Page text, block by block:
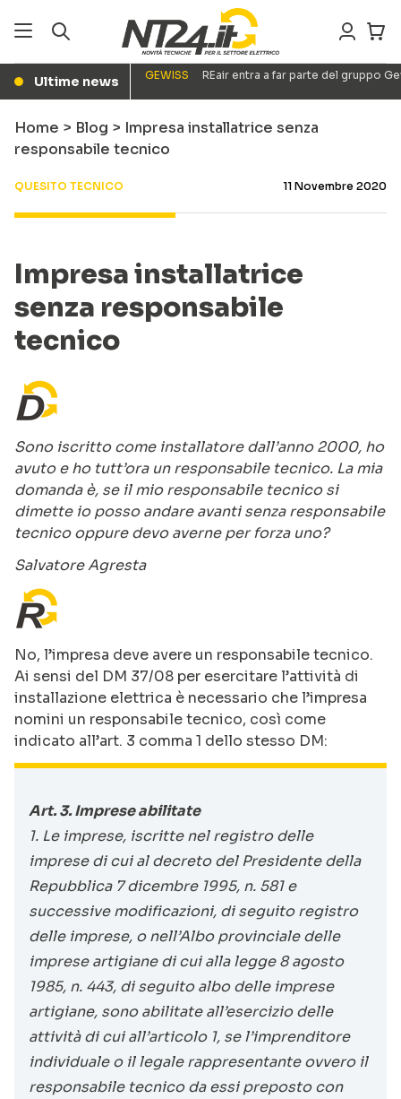
● Ultime news GEWISS REair entra a far parte del gruppo
Home > Blog > Impresa installatrice senza
responsabile tecnico
QUESITO TECNICO 11 Novembre 2020
Impresa installatrice
senza responsabile
tecnico
Sono iscritto come installatore dall’anno 2000, ho
avuto e ho tutt’ora un responsabile tecnico. La mia
domanda è, se il mio responsabile tecnico si
dimette io posso andare avanti senza responsabile
tecnico oppure devo averne per forza uno?
Salvatore Agresta
No, l’impresa deve avere un responsabile tecnico.
Ai sensi del DM 37/08 per esercitare l’attività di
installazione elettrica è necessario che l’impresa
nomini un responsabile tecnico, così come
indicato all’art. 3 comma 1 dello stesso DM:
Art. 3. Imprese abilitate
1. Le imprese, iscritte nel registro delle
imprese di cui al decreto del Presidente della
Repubblica 7 dicembre 1995, n. 581 e
successive modificazioni, di seguito registro
delle imprese, o nell’Albo provinciale delle
imprese artigiane di cui alla legge 8 agosto
1985, n. 443, di seguito albo delle imprese
artigiane, sono abilitate all’esercizio delle
attività di cui all’articolo 1, se l’imprenditore
individuale o il legale rappresentante ovvero il
responsabile tecnico da essi preposto con